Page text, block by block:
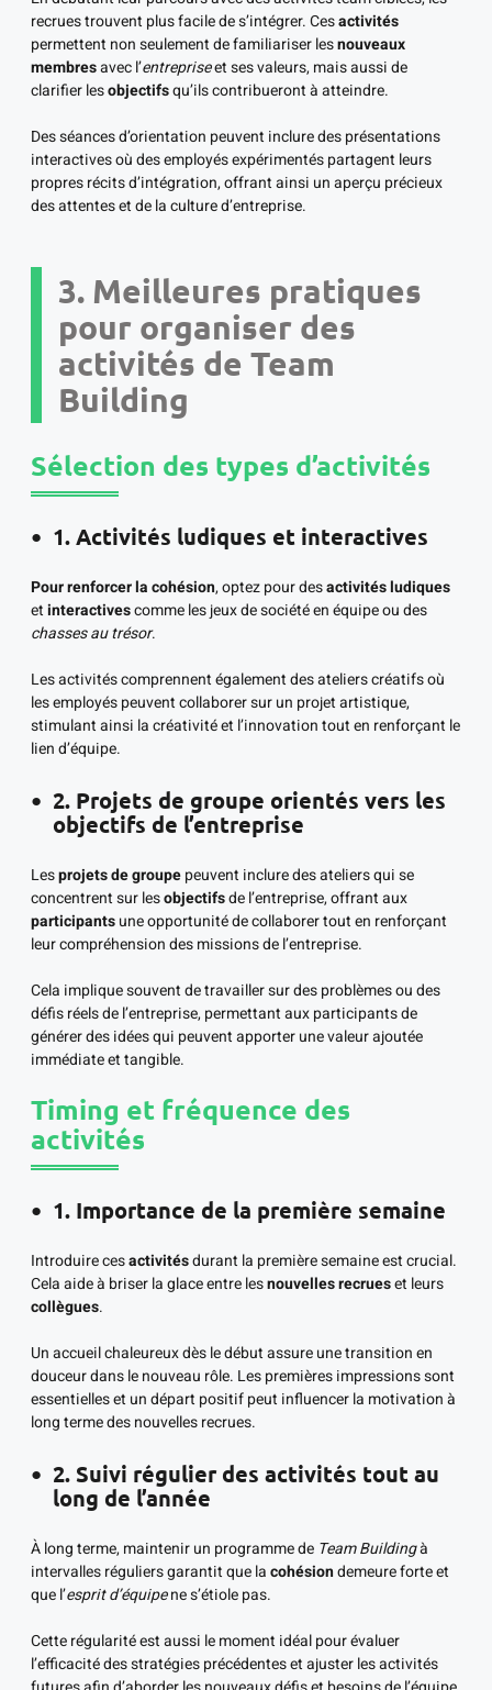
recrues trouvent plus facile de s’intégrer. Cesactivités
permettent non seulement de familiariser lesnouveaux
membresavec l’entrepriseet ses valeurs, mais aussi de
clarifier lesobjectifsqu’ils contribueront à atteindre.
Des séances d’orientation peuvent inclure des présentations
interactives où des employés expérimentés partagent leurs
propres récits d’intégration, offrant ainsi un aperçu précieux
des attentes et de la culture d’entreprise.
3. Meilleures pratiques
pour organiser des
activités de Team
Building
Sélection des types d’activités
1. Activités ludiques et interactives
Pour renforcer la cohésion, optez pour desactivités ludiques
etinteractivescomme les jeux de société en équipe ou des
chasses au trésor.
Les activités comprennent également des ateliers créatifs où
les employés peuvent collaborer sur un projet artistique,
stimulant ainsi la créativité et l’innovation tout en renforçant le
lien d’équipe.
2. Projets de groupe orientés vers les
objectifs de l’entreprise
Lesprojets de groupepeuvent inclure des ateliers qui se
concentrent sur lesobjectifsde l’entreprise, offrant aux
participantsune opportunité de collaborer tout en renforçant
leur compréhension des missions de l’entreprise.
Cela implique souvent de travailler sur des problèmes ou des
défis réels de l’entreprise, permettant aux participants de
générer des idées qui peuvent apporter une valeur ajoutée
immédiate et tangible.
Timing et fréquence des
activités
1. Importance de la première semaine
Introduire cesactivitésdurant la première semaine est crucial.
Cela aide à briser la glace entre lesnouvelles recrueset leurs
collègues.
Un accueil chaleureux dès le début assure une transition en
douceur dans le nouveau rôle. Les premières impressions sont
essentielles et un départ positif peut influencer la motivation à
long terme des nouvelles recrues.
2. Suivi régulier des activités tout au
long de l’année
À long terme, maintenir un programme de Team Buildingà
intervalles réguliers garantit que lacohésiondemeure forte et
que l’esprit d’équipene s’étiole pas.
Cette régularité est aussi le moment idéal pour évaluer
l’efficacité des stratégies précédentes et ajuster les activités